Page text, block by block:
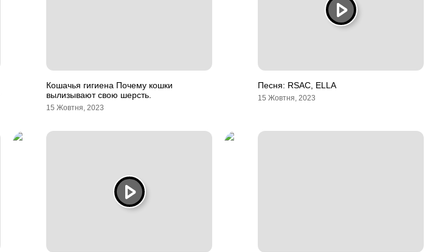
Кошачья гигиена Почему кошки
вылизывают свою шерсть.
15 Жовтня, 2023
Песня: RSAC, ELLA
15 Жовтня, 2023